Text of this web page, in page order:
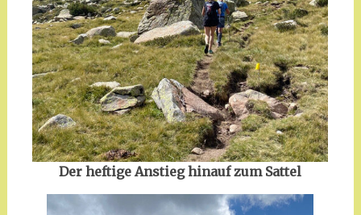
Der heftige Anstieg hinauf zum Sattel